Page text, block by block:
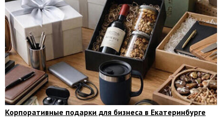
Корпоративные подарки для бизнеса в Екатеринбурге